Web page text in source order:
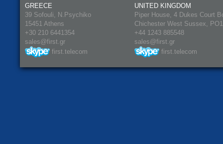
GREECE
39 Sofouli, N.Psychiko
15451 Athens
+30 210 6441354
sales@first.gr
first.telecom
UNITED KINGDOM
Piper House, 4 Dukes Court
Chichester West Sussex,
+44 1243 885548
sales@first.gr
first.telecom